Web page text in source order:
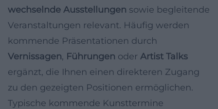
wechselnde Ausstellungen sowie begleitende
Veranstaltungen relevant. Häufig werden
kommende Präsentationen durch
Vernissagen, Führungen oder Artist Talks
ergänzt, die Ihnen einen direkteren Zugang
zu den gezeigten Positionen ermöglichen.
Typische kommende Kunsttermine